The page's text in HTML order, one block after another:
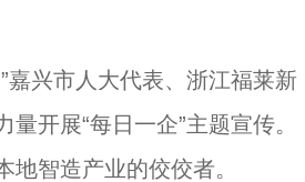
兴市人大代表、浙江福莱新
开展“每日一企”主题宣传。
智造产业的佼佼者。